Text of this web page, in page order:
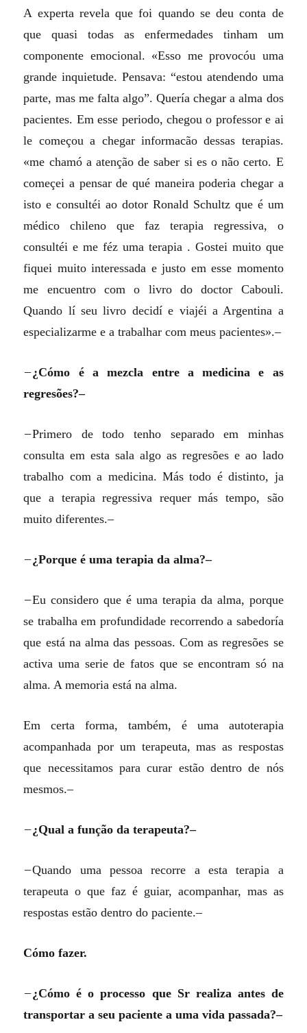
A experta revela que foi quando se deu conta de
que quasi todas as enfermedades tinham um
componente emocional. «Esso me provocóu uma
grande inquietude. Pensava: “estou atendendo uma
parte, mas me falta algo”. Quería chegar a alma dos
pacientes. Em esse periodo, chegou o professor e ai
le começou a chegar informacão dessas terapias.
«me chamó a atenção de saber si es o não certo. E
começei a pensar de qué maneira poderia chegar a
isto e consultéi ao dotor Ronald Schultz que é um
médico chileno que faz terapia regressiva, o
consultéi e me féz uma terapia . Gostei muito que
fiquei muito interessada e justo em esse momento
me encuentro com o livro do doctor Cabouli.
Quando lí seu livro decidí e viajéi a Argentina a
especializarme e a trabalhar com meus pacientes».–
–¿Cómo é a mezcla entre a medicina e as
regresões?–
–Primero de todo tenho separado em minhas
consulta em esta sala algo as regresões e ao lado
trabalho com a medicina. Más todo é distinto, ja
que a terapia regressiva requer más tempo, são
muito diferentes.–
–¿Porque é uma terapia da alma?–
–Eu considero que é uma terapia da alma, porque
se trabalha em profundidade recorrendo a sabedoría
que está na alma das pessoas. Com as regresões se
activa uma serie de fatos que se encontram só na
alma. A memoria está na alma.
Em certa forma, também, é uma autoterapia
acompanhada por um terapeuta, mas as respostas
que necessitamos para curar estão dentro de nós
mesmos.–
–¿Qual a função da terapeuta?–
–Quando uma pessoa recorre a esta terapia a
terapeuta o que faz é guiar, acompanhar, mas as
respostas estão dentro do paciente.–
Cómo fazer.
–¿Cómo é o processo que Sr realiza antes de
transportar a seu paciente a uma vida passada?–